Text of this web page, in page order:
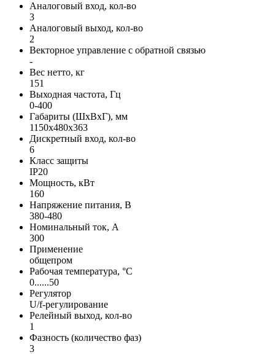
Аналоговый вход, кол-во
3
Аналоговый выход, кол-во
2
Векторное управление с обратной связью
-
Вес нетто, кг
151
Выходная частота, Гц
0-400
Габариты (ШхВхГ), мм
1150x480x363
Дискретный вход, кол-во
6
Класс защиты
IP20
Мощность, кВт
160
Напряжение питания, В
380-480
Номинальный ток, А
300
Применение
общепром
Рабочая температура, °С
0......50
Регулятор
U/f-регулирование
Релейный выход, кол-во
1
Фазность (количество фаз)
3